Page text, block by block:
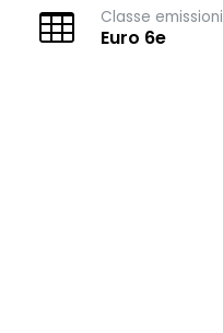
Classe emissioni
Euro 6e